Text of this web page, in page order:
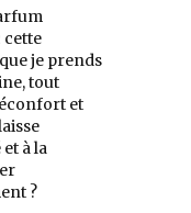
cette
je prends
tout
et
à la
?